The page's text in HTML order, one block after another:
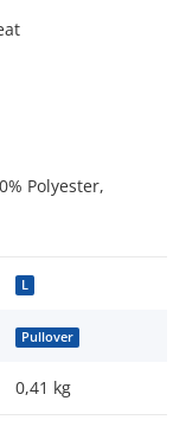
Polyester,
L
Pullover
0,41 kg